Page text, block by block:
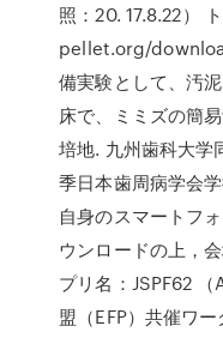
照：20. 17.8.22）
pellet.org/
備実験として、汚
床で、ミミズの簡
培地. 九州歯科大学
季日本歯周病学会
自身のスマートフ
ウンロードの上，
プリ名：JSPF62
盟（EFP）共催ワ